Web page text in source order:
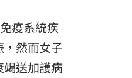
疫系統疾
然而女子
竭送加護病